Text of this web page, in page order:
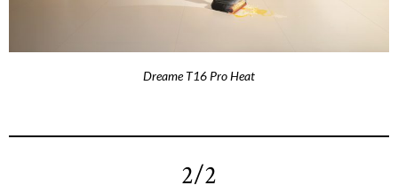
Dreame T16 Pro Heat
2/2